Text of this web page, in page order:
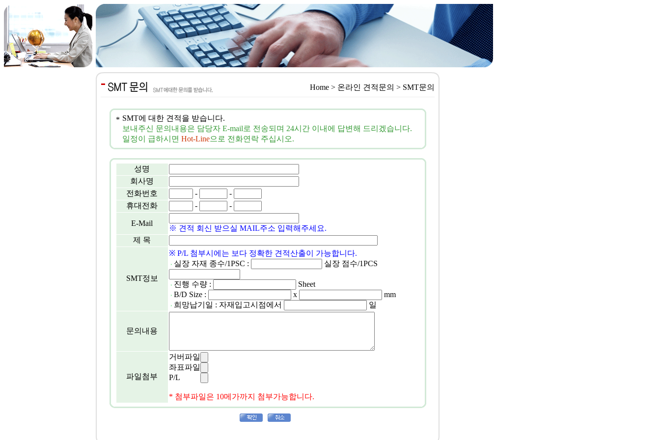
Home > 온라인 견적문의 > SMT문의
* SMT에 대한 견적을 받습니다.
보내주신 문의내용은 담당자 E-mail로 전송되며 24시간 이내에 답변해 드리겠습니다.
일정이 급하시면 Hot-Line으로 전화연락 주십시오.
성명
회사명
전화번호
-
-
휴대전화
- -
E-Mail
※ 견적 회신 받으실 MAIL주소 입력해주세요.
제 목
SMT정보
※ P/L 첨부시에는 보다 정확한 견적산출이 가능합니다.
실장 자재 종수/1PSC :
실장 점수/1PCS
진행 수량 :
Sheet
B/D Size :
x
mm
희망납기일 : 자재입고시점에서
일
문의내용
파일첨부
거버파일
좌표파일
P/L
* 첨부파일은 10메가까지 첨부가능합니다.